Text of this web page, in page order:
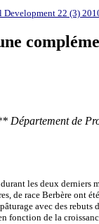
Development 22 (3)
Département de
les deux derniers
de race Berbère ont
avec des rebuts
fonction de la